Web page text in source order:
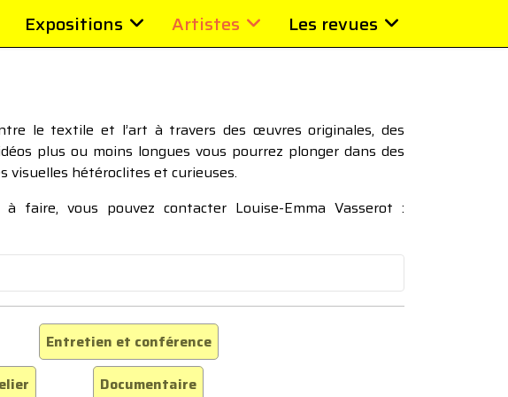
Expositions Artistes Les revues
le textile et l’art à travers des œuvres originales, des
plus ou moins longues vous pourrez plonger dans des
visuelles hétéroclites et curieuses.
faire, vous pouvez contacter Louise-Emma Vasserot :
Entretien et conférence
Documentaire